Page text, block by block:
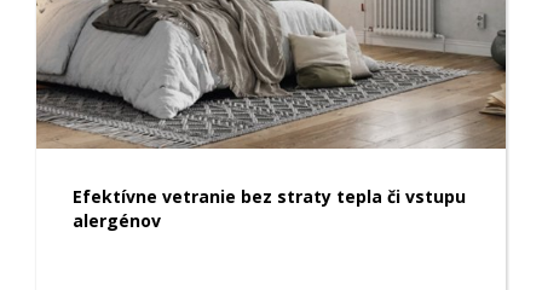
Efektívne vetranie bez straty tepla či vstupu
alergénov